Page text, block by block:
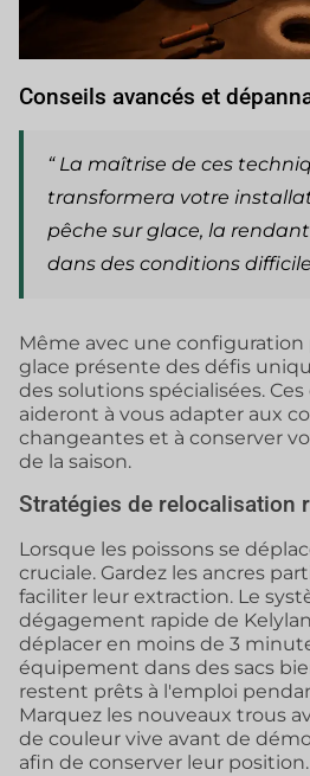
Conseils avancés et
“ La maîtrise de ces
transformera votre
pêche sur glace, la
dans des conditions
Même avec une configuration
glace présente des défis
des solutions spécialisées.
aideront à vous adapter aux
changeantes et à conserver
de la saison.
Stratégies de relocalisation
Lorsque les poissons se
cruciale. Gardez les ancres
faciliter leur extraction. Le
dégagement rapide de
déplacer en moins de 3
équipement dans des sacs
restent prêts à l'emploi
Marquez les nouveaux trous
de couleur vive avant de
afin de conserver leur position.